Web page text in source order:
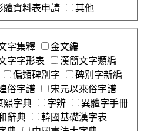
體資料表申請 其他
字集釋
金文編
字字形表
漢簡文字類編
偏類碑別字
碑別字新編
俗字譜
宋元以來俗字譜
熙字典 字辨
異體字手冊
辭典
韓國基礎漢字表